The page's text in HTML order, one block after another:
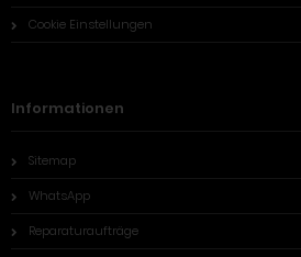
Cookie Einstellungen
Informationen
Sitemap
WhatsApp
Reparaturaufträge